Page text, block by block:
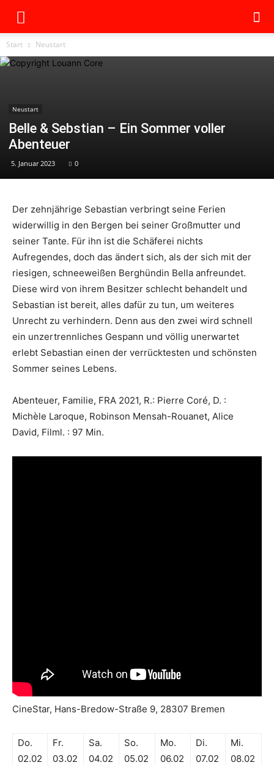
Start Neustart
Neustart
Belle & Sebstian – Ein Sommer voller
Abenteuer
5. Januar 2023 0
Der zehnjährige Sebastian verbringt seine Ferien
widerwillig in den Bergen bei seiner Großmutter und
seiner Tante. Für ihn ist die Schäferei nichts
Aufregendes, doch das ändert sich, als der sich mit der
riesigen, schneeweißen Berghündin Bella anfreundet.
Diese wird von ihrem Besitzer schlecht behandelt und
Sebastian ist bereit, alles dafür zu tun, um weiteres
Unrecht zu verhindern. Denn aus den zwei wird schnell
ein unzertrennliches Gespann und völlig unerwartet
erlebt Sebastian einen der verrücktesten und schönsten
Sommer seines Lebens.
Abenteuer, Familie, FRA 2021, R.: Pierre Coré, D. :
Michèle Laroque, Robinson Mensah-Rouanet, Alice
David, Filml. : 97 Min.
CineStar, Hans-Bredow-Straße 9, 28307 Bremen
Do.
02.02
Fr.
03.02
Sa.
04.02
So.
05.02
Mo.
06.02
Di.
07.02
Mi.
08.02